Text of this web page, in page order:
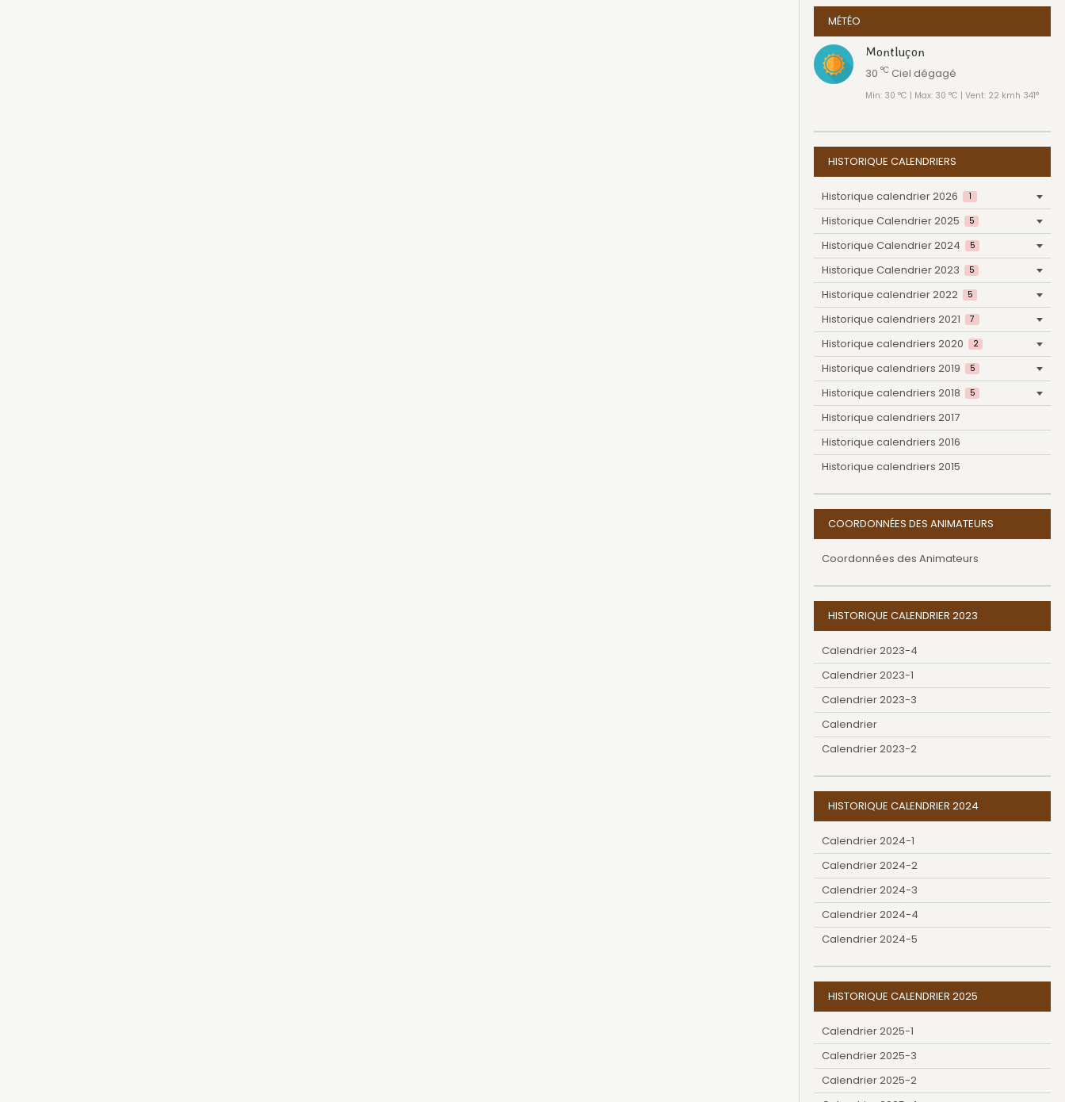
MÉTÉO
Montluçon
30 °C Ciel dégagé
Min: 30 °C | Max: 30 °C | Vent: 22 kmh 341°
HISTORIQUE CALENDRIERS
Historique calendrier 2026 1
Historique Calendrier 2025 5
Historique Calendrier 2024 5
Historique Calendrier 2023 5
Historique calendrier 2022 5
Historique calendriers 2021 7
Historique calendriers 2020 2
Historique calendriers 2019 5
Historique calendriers 2018 5
Historique calendriers 2017
Historique calendriers 2016
Historique calendriers 2015
COORDONNÉES DES ANIMATEURS
Coordonnées des Animateurs
HISTORIQUE CALENDRIER 2023
Calendrier 2023-4
Calendrier 2023-1
Calendrier 2023-3
Calendrier
Calendrier 2023-2
HISTORIQUE CALENDRIER 2024
Calendrier 2024-1
Calendrier 2024-2
Calendrier 2024-3
Calendrier 2024-4
Calendrier 2024-5
HISTORIQUE CALENDRIER 2025
Calendrier 2025-1
Calendrier 2025-3
Calendrier 2025-2